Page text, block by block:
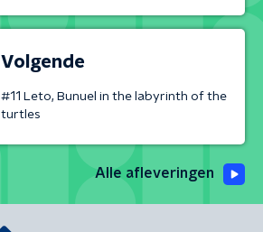
Volgende
#11 Leto, Bunuel in the labyrinth of the
turtles
Alle afleveringen